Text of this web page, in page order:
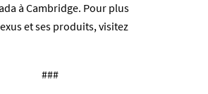
à Cambridge. Pour plus
et ses produits, visitez
###